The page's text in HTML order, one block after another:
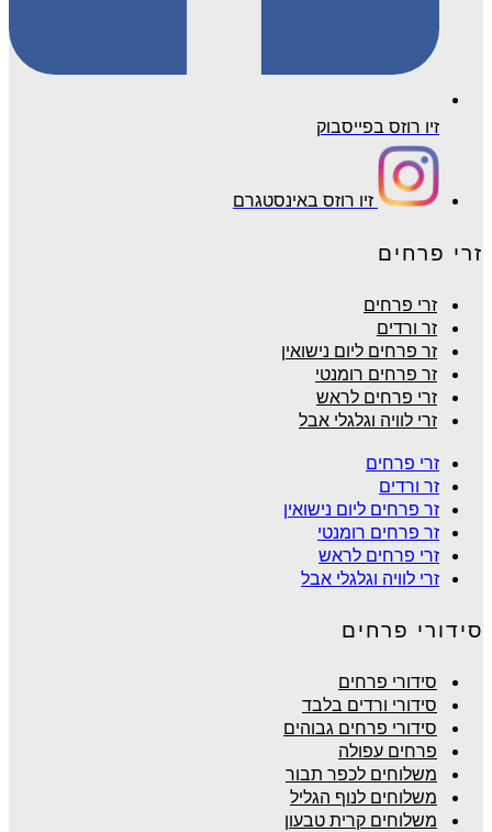
זיו רוזס בפייסבוק
זיו רוזס באינסטגרם
זרי פרחים
זרי פרחים
זר ורדים
זר פרחים ליום נישואין
זר פרחים רומנטי
זרי פרחים לראש
זרי לוויה וגלגלי אבל
זרי פרחים
זר ורדים
זר פרחים ליום נישואין
זר פרחים רומנטי
זרי פרחים לראש
זרי לוויה וגלגלי אבל
סידורי פרחים
סידורי פרחים
סידורי ורדים בלבד
סידורי פרחים גבוהים
פרחים עפולה
משלוחים לכפר תבור
משלוחים לנוף הגליל
משלוחים קרית טבעון